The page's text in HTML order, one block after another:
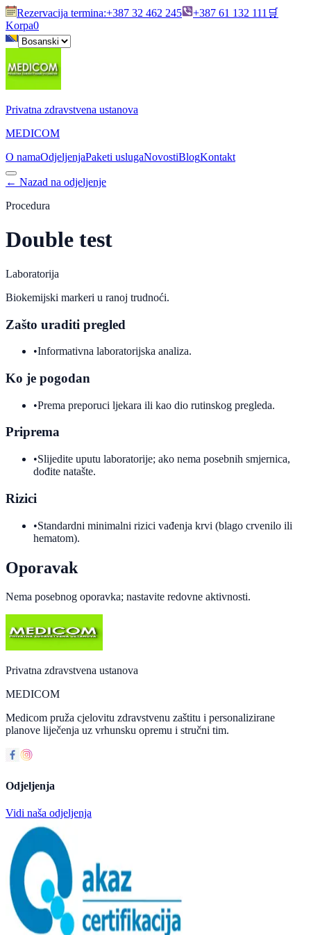
Rezervacija termina:+387 32 462 245 +387 61 132 111 🛒
Korpa0
Privatna zdravstvena ustanova
MEDICOM
O namaOdjeljenjaPaketi uslugaNovostiBlogKontakt
← Nazad na odjeljenje
Procedura
Double test
Laboratorija
Biokemijski markeri u ranoj trudnoći.
Zašto uraditi pregled
•Informativna laboratorijska analiza.
Ko je pogodan
•Prema preporuci ljekara ili kao dio rutinskog pregleda.
Priprema
•Slijedite uputu laboratorije; ako nema posebnih smjernica,
dođite natašte.
Rizici
•Standardni minimalni rizici vađenja krvi (blago crvenilo ili
hematom).
Oporavak
Nema posebnog oporavka; nastavite redovne aktivnosti.
Privatna zdravstvena ustanova
MEDICOM
Medicom pruža cjelovitu zdravstvenu zaštitu i personalizirane
planove liječenja uz vrhunsku opremu i stručni tim.
Odjeljenja
Vidi naša odjeljenja